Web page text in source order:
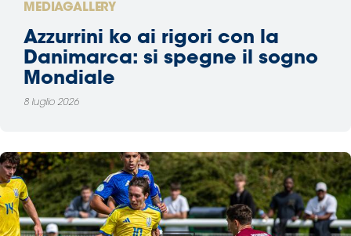
MEDIAGALLERY
Azzurrini ko ai rigori con la
Danimarca: si spegne il sogno
Mondiale
8 luglio 2026